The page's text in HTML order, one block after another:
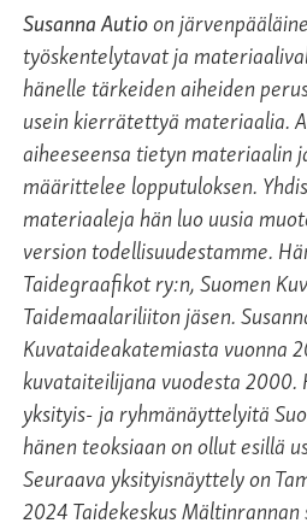
Susanna Autioon
työskentelytavat ja
hänelle tärkeiden aiheiden
usein kierrätettyä materiaalia.
aiheeseensa tietyn materiaalin
määrittelee lopputuloksen.
materiaaleja hän luo uusia
version todellisuudestamme.
Taidegraafikot ry:n, Suomen
Taidemaalariliiton jäsen.
Kuvataideakatemiasta vuonna
kuvataiteilijana vuodesta 2000.
yksityis- ja ryhmänäyttelyitä
hänen teoksiaan on ollut esillä
Seuraava yksityisnäyttely on
2024 Taidekeskus